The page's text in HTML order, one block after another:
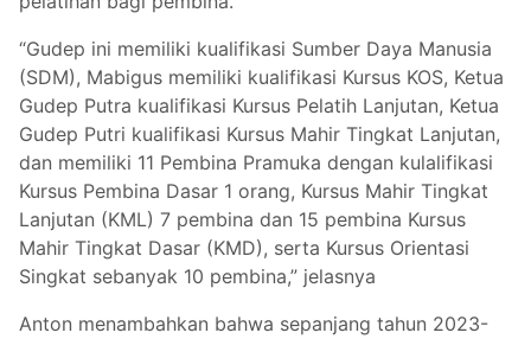
“Gudep ini memiliki kualifikasi Sumber Daya Manusia
(SDM), Mabigus memiliki kualifikasi Kursus KOS, Ketua
Gudep Putra kualifikasi Kursus Pelatih Lanjutan, Ketua
Gudep Putri kualifikasi Kursus Mahir Tingkat Lanjutan,
dan memiliki 11 Pembina Pramuka dengan kulalifikasi
Kursus Pembina Dasar 1 orang, Kursus Mahir Tingkat
Lanjutan (KML) 7 pembina dan 15 pembina Kursus
Mahir Tingkat Dasar (KMD), serta Kursus Orientasi
Singkat sebanyak 10 pembina,” jelasnya
Anton menambahkan bahwa sepanjang tahun 2023-